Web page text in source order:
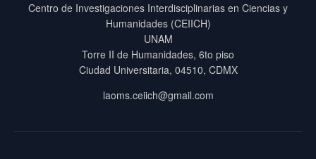
Centro de Investigaciones Interdisciplinarias en Ciencias y
Humanidades (CEIICH)
UNAM
Torre II de Humanidades, 6to piso
Ciudad Universitaria, 04510, CDMX
laoms.ceiich@gmail.com